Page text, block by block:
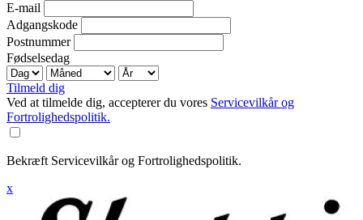
E-mail
Adgangskode
Postnummer
Fødselsedag
Tilmeld dig
Ved at tilmelde dig, accepterer du vores Servicevilkår og
Fortrolighedspolitik.
Bekræft Servicevilkår og Fortrolighedspolitik.
x